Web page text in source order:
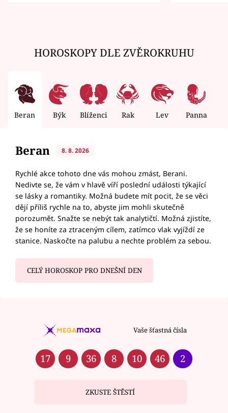
HOROSKOPY DLE ZVĚROKRUHU
Beran Býk Blíženci Rak Lev Panna
Beran 8. 8. 2026
Rychlé akce tohoto dne vás mohou zmást, Berani.
Nedivte se, že vám v hlavě víří poslední události týkající
se lásky a romantiky. Možná budete mít pocit, že se věci
dějí příliš rychle na to, abyste jim mohli skutečně
porozumět. Snažte se nebýt tak analytičtí. Možná zjistíte,
že se honíte za ztraceným cílem, zatímco vlak vyjíždí ze
stanice. Naskočte na palubu a nechte problém za sebou.
CELÝ HOROSKOP PRO DNEŠNÍ DEN
Vaše šťastná čísla
17 9 36 8 10 46 2
ZKUSTE ŠTĚSTÍ